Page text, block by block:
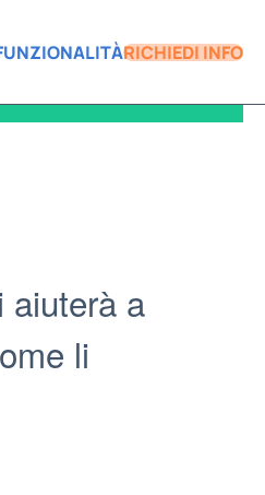
RICHIEDI INFO
aiuterà a
li